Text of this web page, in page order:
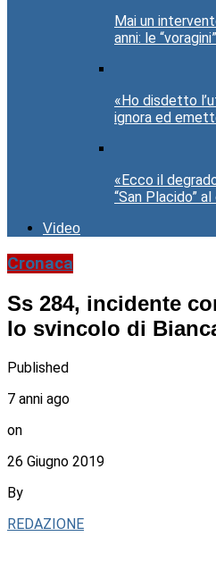
Mai un
anni: le
«Ho disdetto
ignora ed
«Ecco il
“San Placido”
Video
Cronaca
Ss 284, incidente
lo svincolo di
Published
7 anni ago
on
26 Giugno 2019
By
REDAZIONE